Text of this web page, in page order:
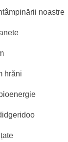
noastre
hrăni